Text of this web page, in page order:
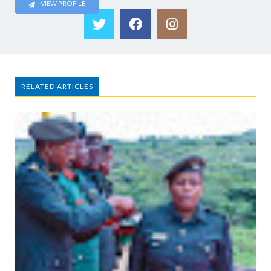
VIEW PROFILE
RELATED ARTICLES